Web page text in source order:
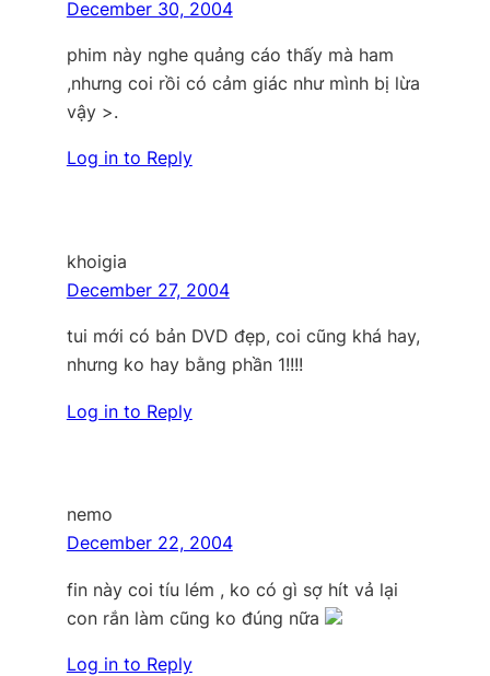
December 30, 2004
phim này nghe quảng cáo thấy mà ham
,nhưng coi rồi có cảm giác như mình bị lừa
vậy >.
Log in to Reply
khoigia
December 27, 2004
tui mới có bản DVD đẹp, coi cũng khá hay,
nhưng ko hay bằng phần 1!!!!
Log in to Reply
nemo
December 22, 2004
fin này coi tíu lém , ko có gì sợ hít vả lại
con rắn làm cũng ko đúng nữa
Log in to Reply